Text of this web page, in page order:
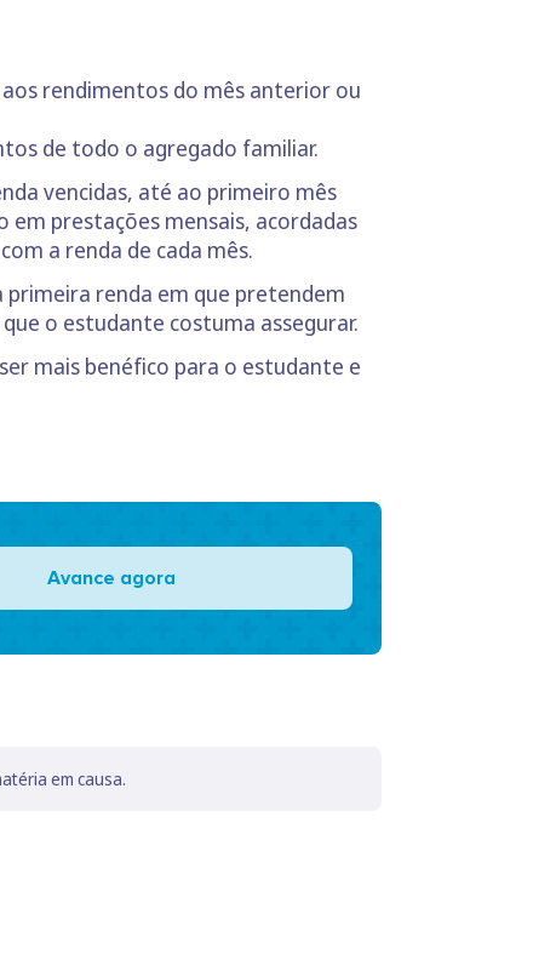
rendimentos do mês anterior ou
de todo o agregado familiar.
vencidas, até ao primeiro mês
em prestações mensais, acordadas
a renda de cada mês.
renda em que pretendem
o estudante costuma assegurar.
mais benéfico para o estudante e
Avance agora
em causa.